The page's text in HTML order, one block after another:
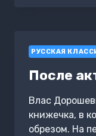
РУССКАЯ
После
Влас
книжечка, в
обрезом. На